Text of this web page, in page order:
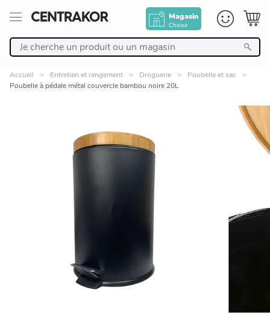
Magasin
Choisir
Décoration
Linge de maison
Cuisine et art de la table
Salle de bain et beauté
Entretien et rangement
Accueil Entretien et rangement Droguerie
Poubelle et sac
Poubelle à pédale métal couvercle bambou noire 20L